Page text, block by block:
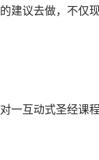
建议去做，不仅
一互动式圣经课程